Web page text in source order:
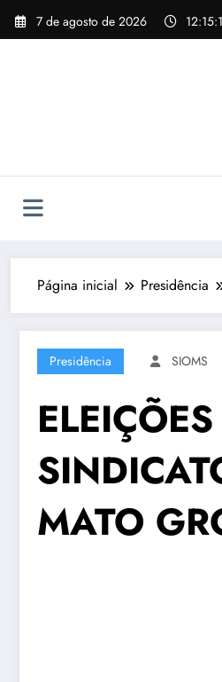
Pular
para
7 de agosto de 2026
Página inicial Presidência
Presidência SIOMS
MATO